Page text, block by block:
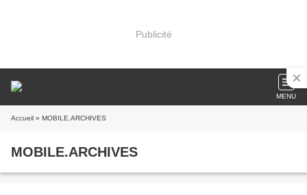
Publicité
MENU
Accueil » MOBILE.ARCHIVES
MOBILE.ARCHIVES